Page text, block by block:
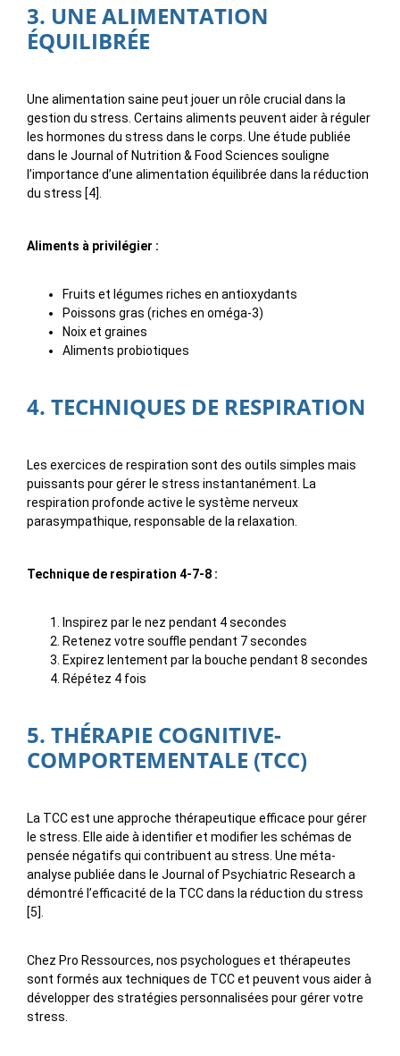
3. UNE ALIMENTATION
ÉQUILIBRÉE
Une alimentation saine peut jouer un rôle crucial dans la
gestion du stress. Certains aliments peuvent aider à réguler
les hormones du stress dans le corps. Une étude publiée
dans le Journal of Nutrition & Food Sciences souligne
l’importance d’une alimentation équilibrée dans la réduction
du stress [4].
Aliments à privilégier :
Fruits et légumes riches en antioxydants
Poissons gras (riches en oméga-3)
Noix et graines
Aliments probiotiques
4. TECHNIQUES DE RESPIRATION
Les exercices de respiration sont des outils simples mais
puissants pour gérer le stress instantanément. La
respiration profonde active le système nerveux
parasympathique, responsable de la relaxation.
Technique de respiration 4-7-8 :
Inspirez par le nez pendant 4 secondes
Retenez votre souffle pendant 7 secondes
Expirez lentement par la bouche pendant 8 secondes
Répétez 4 fois
5. THÉRAPIE COGNITIVE-
COMPORTEMENTALE (TCC)
La TCC est une approche thérapeutique efficace pour gérer
le stress. Elle aide à identifier et modifier les schémas de
pensée négatifs qui contribuent au stress. Une méta-
analyse publiée dans le Journal of Psychiatric Research a
démontré l’efficacité de la TCC dans la réduction du stress
[5].
Chez Pro Ressources, nos psychologues et thérapeutes
sont formés aux techniques de TCC et peuvent vous aider à
développer des stratégies personnalisées pour gérer votre
stress.